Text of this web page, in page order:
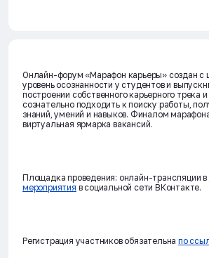
Онлайн-форум «Марафон карьеры» создан с
уровень осознанности у студентов и
построении собственного карьерного трека
сознательно подходить к поиску работы,
знаний, умений и навыков. Финалом
виртуальная ярмарка вакансий.
Площадка проведения: онлайн-трансляции в
мероприятия в социальной сети ВКонтакте.
Регистрация участников обязательнапо